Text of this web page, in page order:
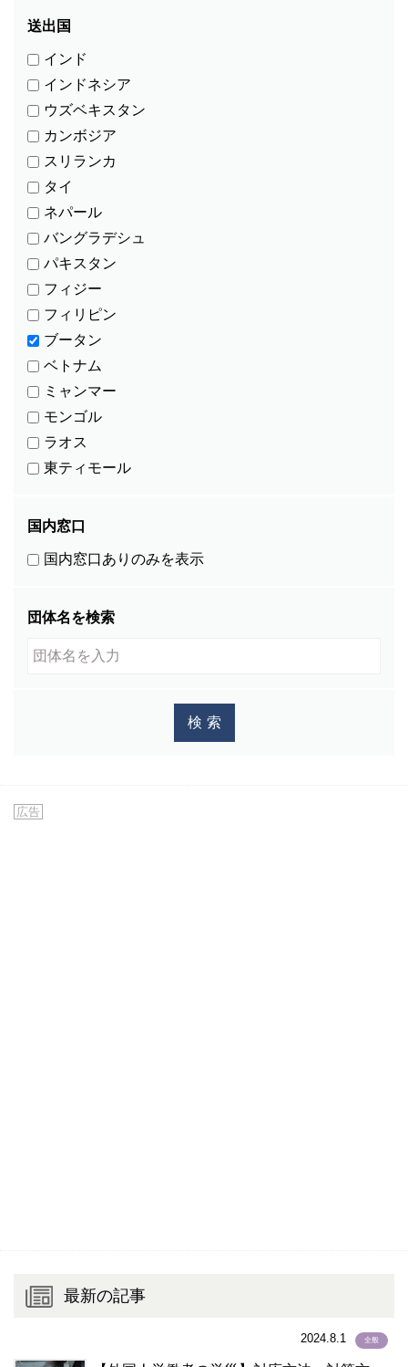
モンゴル
東ティモール
国内窓口
国内窓口ありのみを表示
団体名を検索
送出国
インド
インドネシア
ウズベキスタン
カンボジア
スリランカ
タイ
ネパール
バングラデシュ
パキスタン
フィジー
フィリピン
ブータン
ベトナム
ミャンマー
モンゴル
ラオス
東ティモール
国内窓口
国内窓口ありのみを表示
団体名を検索
広告
最新の記事
2024.8.1 全般